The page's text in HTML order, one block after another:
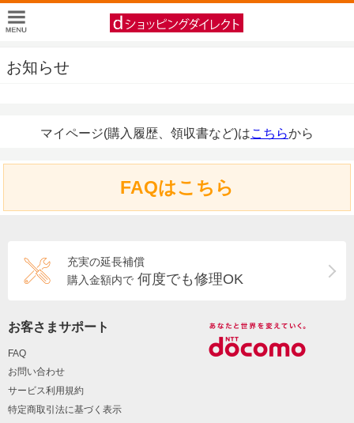
お知らせ
マイページ(購入履歴、領収書など)はこちらから
FAQはこちら
充実の延長補償
購入金額内で 何度でも修理OK
お客さまサポート
FAQ
お問い合わせ
サービス利用規約
特定商取引法に基づく表示